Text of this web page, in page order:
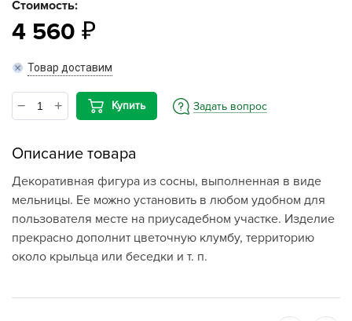
Стоимость:
4 560
Товар доставим
Купить Задать вопрос
Описание товара
Декоративная фигура из сосны, выполненная в виде
мельницы. Ее можно установить в любом удобном для
пользователя месте на приусадебном участке. Изделие
прекрасно дополнит цветочную клумбу, территорию
около крыльца или беседки и т. п.